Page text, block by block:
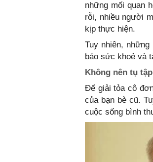
những mối quan
rỗi, nhiều người
kịp thực hiện.
Tuy nhiên,
bảo sức khoẻ và
Không nên tụ
Để giải tỏa cô
của bạn bè cũ.
cuộc sống bình